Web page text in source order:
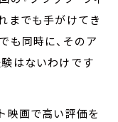
までも手がけてき
も同時に、そのア
はないわけです
映画で高い評価を